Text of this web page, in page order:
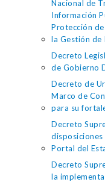
Nacional de
Información
Protección
la Gestión de
Decreto
de Gobierno
Decreto de
Marco de
para su
Decreto
Portal del
Decreto
la